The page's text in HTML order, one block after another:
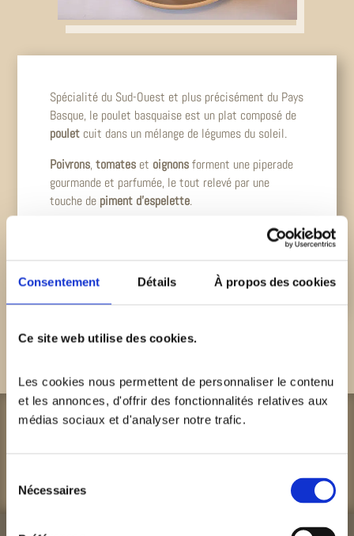
Consentement Détails À propos des cookies
Ce site web utilise des cookies.
Les cookies nous permettent de personnaliser le contenu
et les annonces, d'offrir des fonctionnalités relatives aux
médias sociaux et d'analyser notre trafic.
Nécessaires
Spécialité du Sud-Ouest et plus précisément du Pays
Basque, le poulet basquaise est un plat composé de
pouletcuit dans un mélange de légumes du soleil.
Poivrons,tomateset oignonsforment une piperade
gourmande et parfumée, le tout relevé par une
touche de piment d’espelette.
Bon appétit !
Infos et réservations